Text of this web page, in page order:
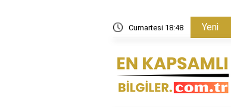
Cumartesi 18:48 Yeni